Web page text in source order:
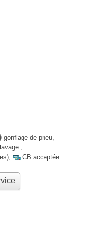
gonflage de pneu,
,
, CB acceptée